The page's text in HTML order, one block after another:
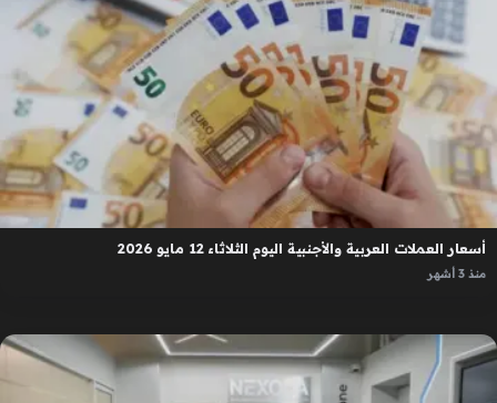
أسعار العملات العربية والأجنبية اليوم الثلاثاء 12 مايو 2026
منذ 3 أشهر